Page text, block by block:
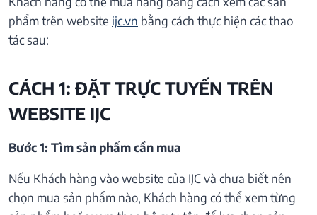
phẩm trên website ijc.vn bằng cách thực hiện các thao
tác sau:
CÁCH 1: ĐẶT TRỰC TUYẾN TRÊN
WEBSITE IJC
Bước 1: Tìm sản phẩm cần mua
Nếu Khách hàng vào website của IJC và chưa biết nên
chọn mua sản phẩm nào, Khách hàng có thể xem từng